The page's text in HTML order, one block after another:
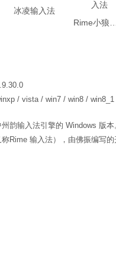
冰凌输入法
/ vista / win7 / win8 / win8_1
韵输入法引擎的 Windows 版
Rime 输入法），由佛振编写